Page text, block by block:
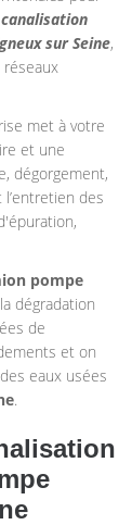
sur Seine,
met à votre
et une
dégorgement,
l’entretien des
pompe
dégradation
de
et on
eaux usées
.